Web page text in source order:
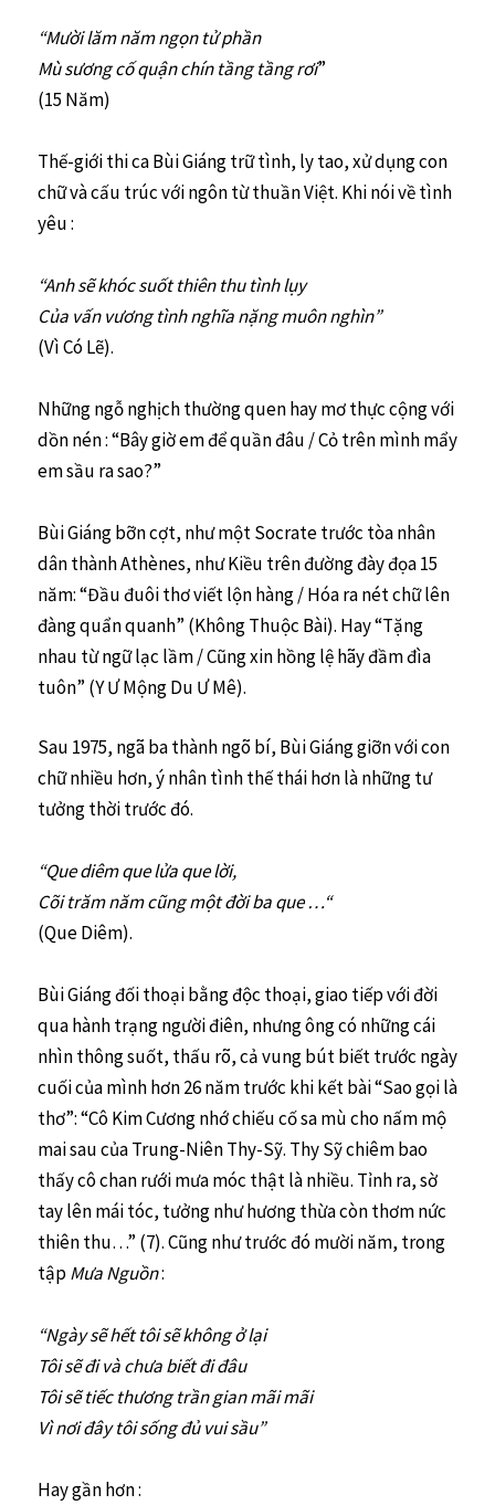
“Mười lăm năm ngọn tử phần
Mù sương cố quận chín tầng tầng rơi”
(15 Năm)
Thế-giới thi ca Bùi Giáng trữ tình, ly tao, xử dụng con
chữ và cấu trúc với ngôn từ thuần Việt. Khi nói về tình
yêu :
“Anh sẽ khóc suốt thiên thu tình lụy
Của vấn vương tình nghĩa nặng muôn nghìn”
(Vì Có Lẽ).
Những ngỗ nghịch thường quen hay mơ thực cộng với
dồn nén : “Bây giờ em để quần đâu / Cỏ trên mình mẩy
em sầu ra sao?”
Bùi Giáng bỡn cợt, như một Socrate trước tòa nhân
dân thành Athènes, như Kiều trên đường đày đọa 15
năm: “Đầu đuôi thơ viết lộn hàng / Hóa ra nét chữ lên
đàng quẩn quanh” (Không Thuộc Bài). Hay “Tặng
nhau từ ngữ lạc lầm / Cũng xin hồng lệ hãy đầm đìa
tuôn” (Y Ư Mộng Du Ư Mê).
Sau 1975, ngã ba thành ngõ bí, Bùi Giáng giỡn với con
chữ nhiều hơn, ý nhân tình thế thái hơn là những tư
tưởng thời trước đó.
“Que diêm que lửa que lời,
Cõi trăm năm cũng một đời ba que…“
(Que Diêm).
Bùi Giáng đối thoại bằng độc thoại, giao tiếp với đời
qua hành trạng người điên, nhưng ông có những cái
nhìn thông suốt, thấu rõ, cả vung bút biết trước ngày
cuối của mình hơn 26 năm trước khi kết bài “Sao gọi là
thơ”: “Cô Kim Cương nhớ chiếu cố sa mù cho nấm mộ
mai sau của Trung-Niên Thy-Sỹ. Thy Sỹ chiêm bao
thấy cô chan rưới mưa móc thật là nhiều. Tỉnh ra, sờ
tay lên mái tóc, tưởng như hương thừa còn thơm nức
thiên thu…” (7). Cũng như trước đó mười năm, trong
tậpMưa Nguồn:
“Ngày sẽ hết tôi sẽ không ở lại
Tôi sẽ đi và chưa biết đi đâu
Tôi sẽ tiếc thương trần gian mãi mãi
Vì nơi đây tôi sống đủ vui sầu”
Hay gần hơn :